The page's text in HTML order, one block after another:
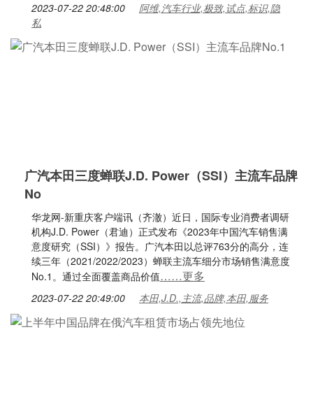
2023-07-22 20:48:00
阿维,汽车行业,极致,试点,标识,隐
私
广汽本田三度蝉联J.D. Power（SSI）主流车品牌
No
华龙网-新重庆客户端讯（齐澈）近日，国际专业消费者调研
机构J.D. Power（君迪）正式发布《2023年中国汽车销售满
意度研究（SSI）》报告。广汽本田以总评763分的高分，连
续三年（2021/2022/2023）蝉联主流车细分市场销售满意度
No.1。通过全面覆盖商品价值……更多
2023-07-22 20:49:00 本田,J.D.,主流,品牌,本田,服务